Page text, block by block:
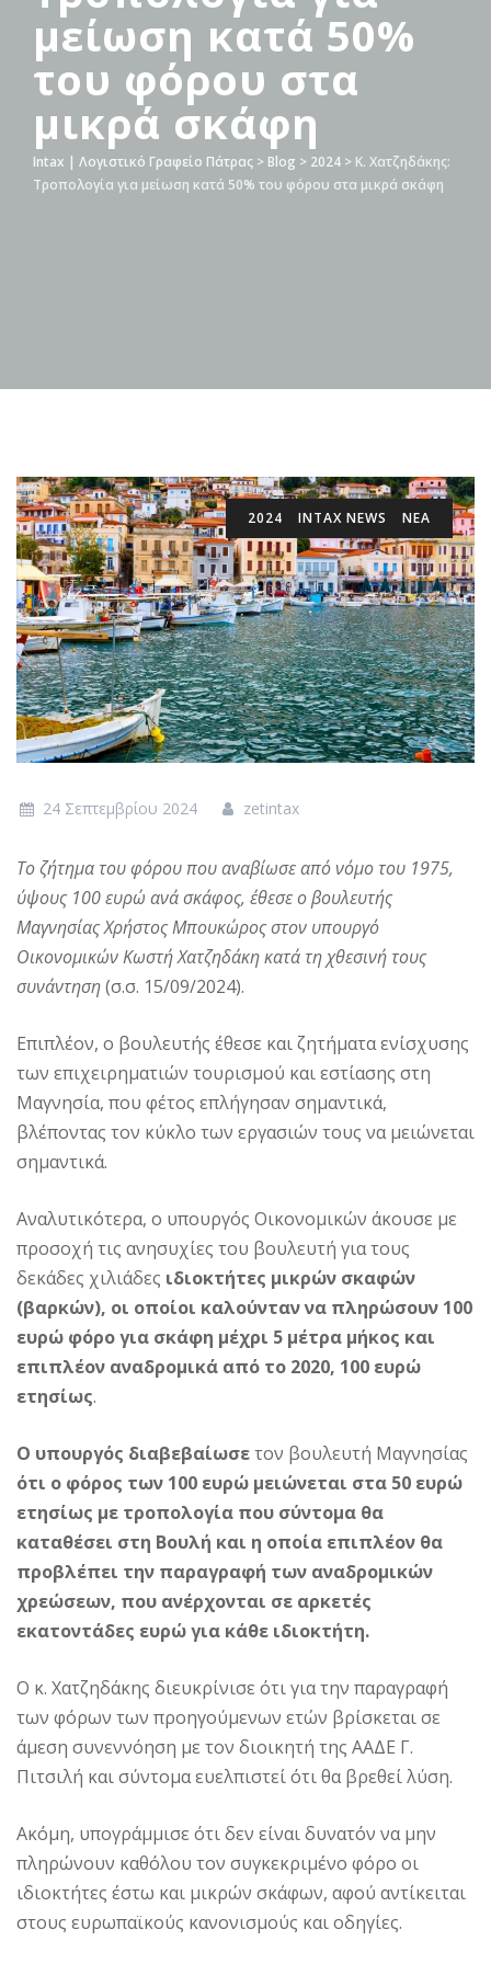
μείωση κατά 50%
του φόρου στα
μικρά σκάφη
Intax | Λογιστικό Γραφείο Πάτρας > Blog > 2024 > Κ. Χατζηδάκης:
Τροπολογία για μείωση κατά 50% του φόρου στα μικρά σκάφη
2024 INTAX NEWS ΝΕΑ
24 Σεπτεμβρίου 2024 zetintax
Το ζήτημα του φόρου που αναβίωσε από νόμο του 1975,
ύψους 100 ευρώ ανά σκάφος, έθεσε ο βουλευτής
Μαγνησίας Χρήστος Μπουκώρος στον υπουργό
Οικονομικών Κωστή Χατζηδάκη κατά τη χθεσινή τους
συνάντηση(σ.σ. 15/09/2024).
Επιπλέον, ο βουλευτής έθεσε και ζητήματα ενίσχυσης
των επιχειρηματιών τουρισμού και εστίασης στη
Μαγνησία, που φέτος επλήγησαν σημαντικά,
βλέποντας τον κύκλο των εργασιών τους να μειώνεται
σημαντικά.
Αναλυτικότερα, ο υπουργός Οικονομικών άκουσε με
προσοχή τις ανησυχίες του βουλευτή για τους
δεκάδες χιλιάδες ιδιοκτήτες μικρών σκαφών
(βαρκών), οι οποίοι καλούνταν να πληρώσουν 100
ευρώ φόρο για σκάφη μέχρι 5 μέτρα μήκος και
επιπλέον αναδρομικά από το 2020, 100 ευρώ
ετησίως.
Ο υπουργός διαβεβαίωσετον βουλευτή Μαγνησίας
ότι ο φόρος των 100 ευρώ μειώνεται στα 50 ευρώ
ετησίως με τροπολογία που σύντομα θα
καταθέσει στη Βουλή και η οποία επιπλέον θα
προβλέπει την παραγραφή των αναδρομικών
χρεώσεων, που ανέρχονται σε αρκετές
εκατοντάδες ευρώ για κάθε ιδιοκτήτη.
Ο κ. Χατζηδάκης διευκρίνισε ότι για την παραγραφή
των φόρων των προηγούμενων ετών βρίσκεται σε
άμεση συνεννόηση με τον διοικητή της ΑΑΔΕ Γ.
Πιτσιλή και σύντομα ευελπιστεί ότι θα βρεθεί λύση.
Ακόμη, υπογράμμισε ότι δεν είναι δυνατόν να μην
πληρώνουν καθόλου τον συγκεκριμένο φόρο οι
ιδιοκτήτες έστω και μικρών σκάφων, αφού αντίκειται
στους ευρωπαϊκούς κανονισμούς και οδηγίες.